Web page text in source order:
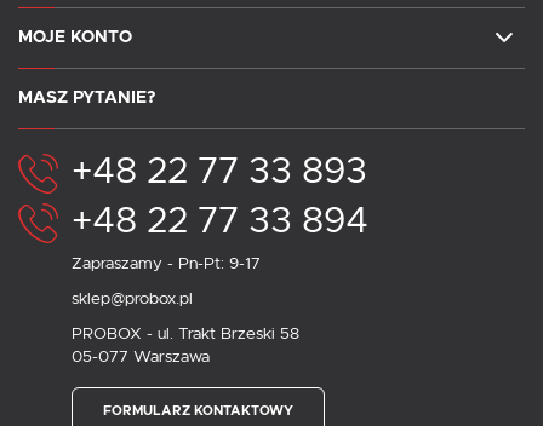
MOJE KONTO
MASZ PYTANIE?
+48 22 77 33 893
+48 22 77 33 894
Zapraszamy - Pn-Pt: 9-17
sklep@probox.pl
PROBOX - ul. Trakt Brzeski 58
05-077 Warszawa
FORMULARZ KONTAKTOWY